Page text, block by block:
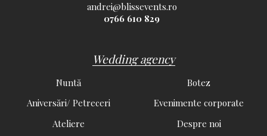
andrei@blissevents.ro
0766 610 829
Wedding agency
Nuntă
Botez
Aniversări/ Petreceri
Evenimente corporate
Ateliere
Despre noi